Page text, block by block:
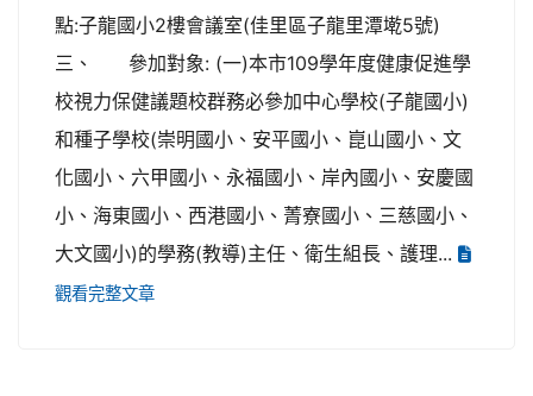
點:子龍國小2樓會議室(佳里區子龍里潭墘5號)
三、 參加對象: (一)本市109學年度健康促進學
校視力保健議題校群務必參加中心學校(子龍國小)
和種子學校(崇明國小、安平國小、崑山國小、文
化國小、六甲國小、永福國小、岸內國小、安慶國
小、海東國小、西港國小、菁寮國小、三慈國小、
大文國小)的學務(教導)主任、衛生組長、護理...
觀看完整文章